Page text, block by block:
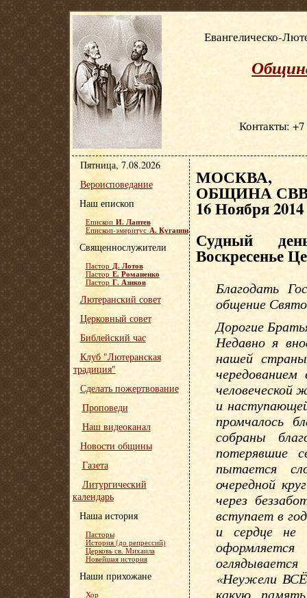
Евангелическо-
Контакты: +7
МОСКВА,
ОБЩИНА
16 Ноября 2014
Судный
Воскресенье
Благодать
общение
Дорогие
Недавно я
нашей
человеческой
и
промчалось
собраны
потерявшие
пытается
очередной
через
вступает в
и сердце не
«Неужели
какую
Пятница, 7.08.2026
Вероисповедание
Наш епископ
Епископ И. Лаптев
Епископ-эмеритус А. Кугаппи
Священнослужители
Пастор Д. Лотов
Пастор Е. Романенко
Пастор Г. Азиков
Лютеранский совет
Церковный совет
Библейский час
Клуб "Лютеранская
традиция"
Сделать пожертвование
Проповеди
Наш видеоканал
Новости общины
Газета
Литургический
календарь
Наша история
Пасторы
История (до репрессий)
Церковь св. Михаила
Новейшая история
Наши прихожане
Хор